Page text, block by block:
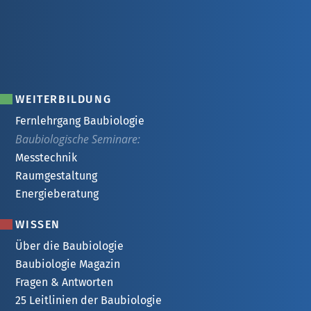
WEITERBILDUNG
Fernlehrgang Baubiologie
Baubiologische Seminare:
Messtechnik
Raumgestaltung
Energieberatung
WISSEN
Über die Baubiologie
Baubiologie Magazin
Fragen & Antworten
25 Leitlinien der Baubiologie